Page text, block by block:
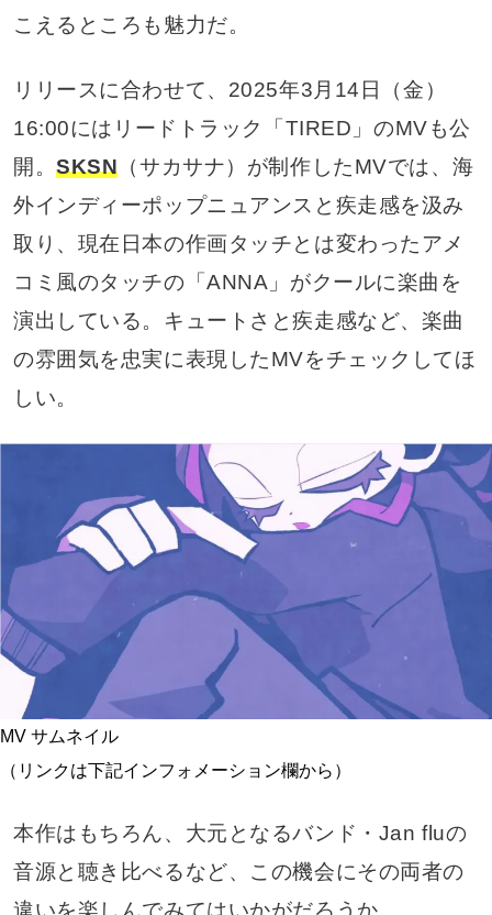
こえるところも魅力だ。
リリースに合わせて、2025年3月14日（金）
16:00にはリードトラック「TIRED」のMVも公
開。SKSN （サカサナ）が制作したMVでは、海
外インディーポップニュアンスと疾走感を汲み
取り、現在日本の作画タッチとは変わったアメ
コミ風のタッチの「ANNA」がクールに楽曲を
演出している。キュートさと疾走感など、楽曲
の雰囲気を忠実に表現したMVをチェックしてほ
しい。
MV サムネイル
（リンクは下記インフォメーション欄から）
本作はもちろん、大元となるバンド・Jan fluの
音源と聴き比べるなど、この機会にその両者の
違いを楽しんでみてはいかがだろうか。